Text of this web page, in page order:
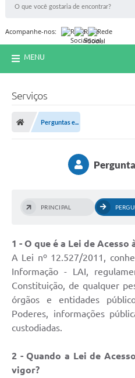
Acompanhe-nos:
MENU
Serviços
Perguntas e...
PRINCIPAL
1 - O que é a Lei de Acesso
A Lei nº 12.527/2011,
Informação - LAI,
Constituição, de qualquer
órgãos e entidades
Poderes, informações
custodiadas.
2 - Quando a Lei de
vigor?